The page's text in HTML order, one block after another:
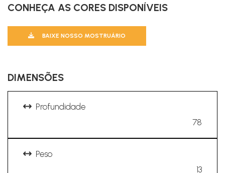
CONHEÇA AS CORES DISPONÍVEIS
BAIXE NOSSO MOSTRUÁRIO
DIMENSÕES
Profundidade
78
Peso
13